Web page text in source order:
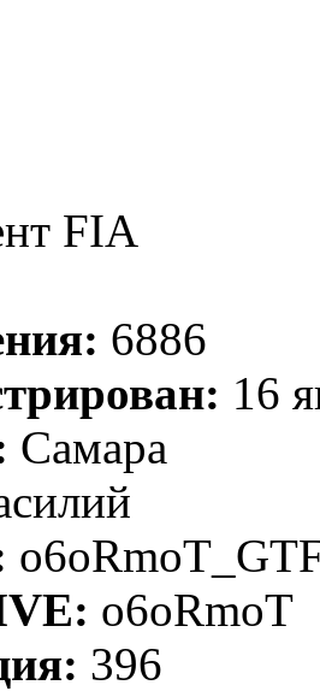
FIA
6886
16
Самара
o6oRmoT
396